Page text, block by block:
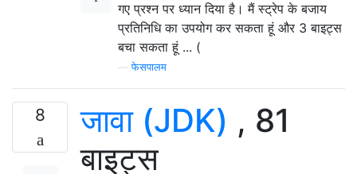
गए प्रश्न पर ध्यान दिया है। मैं स्ट्रेप के बजाय
प्रतिनिधि का उपयोग कर सकता हूं और 3 बाइट्स
बचा सकता हूं ... (
—फेसपालम
8 जावा (JDK) , 81
बाइट्स